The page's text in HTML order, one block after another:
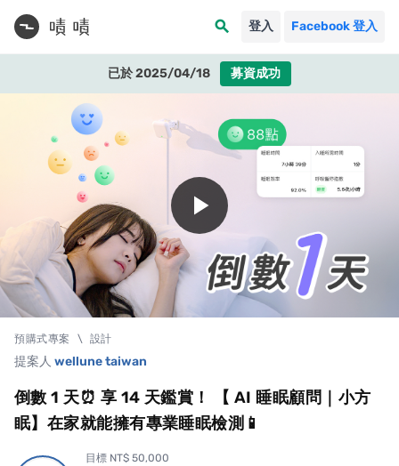
search 登入 Facebook 登入
已於 2025/04/18 募資成功
play_arrow
預購式專案 \ 設計
提案人 wellune taiwan
倒數 1 天⏰ 享 14 天鑑賞！ 【 AI 睡眠顧問｜小方
眠】在家就能擁有專業睡眠檢測📱
目標 NT$ 50,000